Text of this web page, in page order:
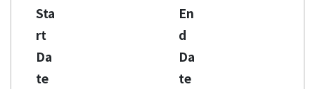
Sta
rt
Da
te
En
d
Da
te